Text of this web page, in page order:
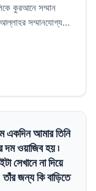
কুরআনে সম্মান
সম্মানযোগ্য
একদিন আমার তিনি
ওয়াজিব হয় ৷
সেখানে না দিয়ে
তাঁর জন্য কি বাড়িতে